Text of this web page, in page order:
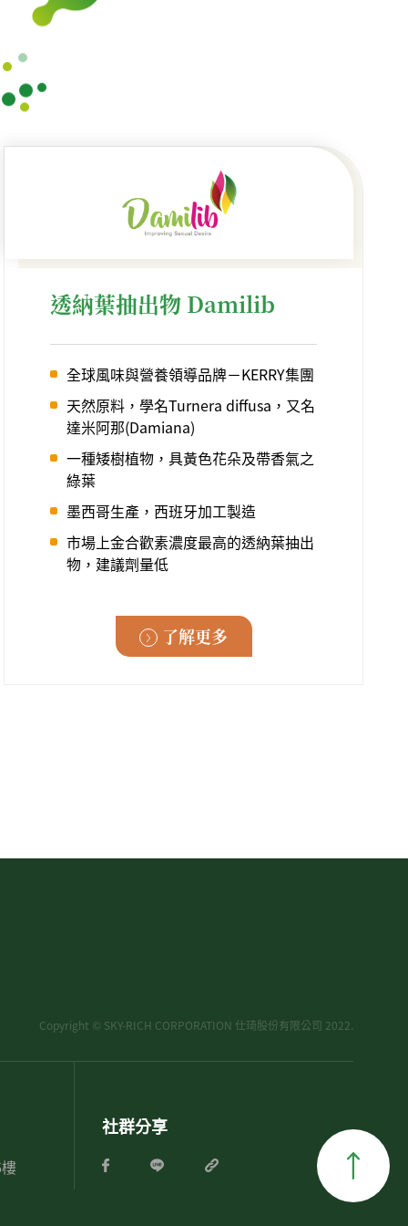
透納葉抽出物 Damilib
全球風味與營養領導品牌－KERRY集團
天然原料，學名Turnera diffusa，又名
達米阿那(Damiana)
一種矮樹植物，具黃色花朵及帶香氣之
綠葉
墨西哥生產，西班牙加工製造
市場上金合歡素濃度最高的透納葉抽出
物，建議劑量低
了解更多
社群分享
Copyright © SKY-RICH CORPORATION 仕琦股份有限公司 2022.